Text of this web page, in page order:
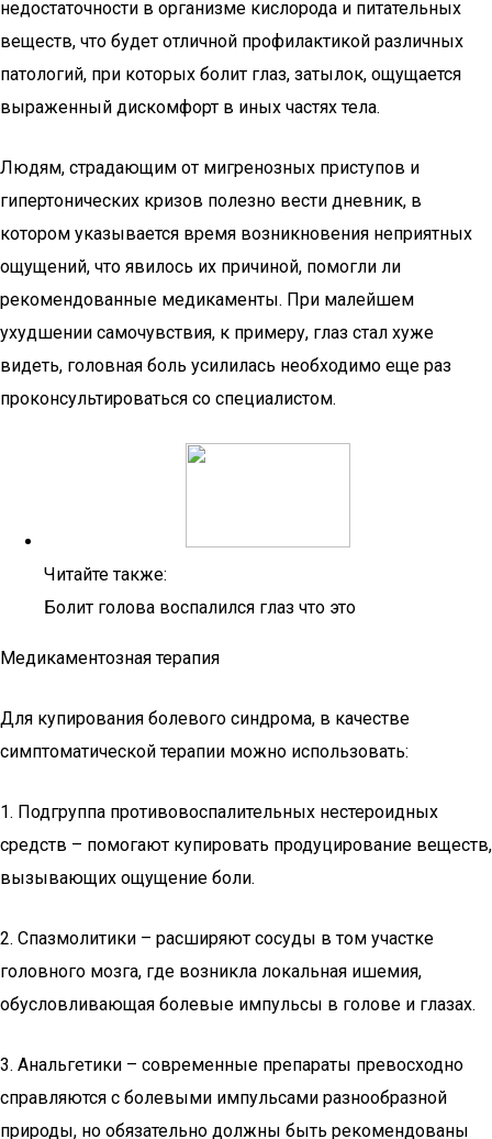
недостаточности в организме кислорода и питательных
веществ, что будет отличной профилактикой различных
патологий, при которых болит глаз, затылок, ощущается
выраженный дискомфорт в иных частях тела.
Людям, страдающим от мигренозных приступов и
гипертонических кризов полезно вести дневник, в
котором указывается время возникновения неприятных
ощущений, что явилось их причиной, помогли ли
рекомендованные медикаменты. При малейшем
ухудшении самочувствия, к примеру, глаз стал хуже
видеть, головная боль усилилась необходимо еще раз
проконсультироваться со специалистом.
Читайте также:
Болит голова воспалился глаз что это
Медикаментозная терапия
Для купирования болевого синдрома, в качестве
симптоматической терапии можно использовать:
1. Подгруппа противовоспалительных нестероидных
средств – помогают купировать продуцирование веществ,
вызывающих ощущение боли.
2. Спазмолитики – расширяют сосуды в том участке
головного мозга, где возникла локальная ишемия,
обусловливающая болевые импульсы в голове и глазах.
3. Анальгетики – современные препараты превосходно
справляются с болевыми импульсами разнообразной
природы, но обязательно должны быть рекомендованы